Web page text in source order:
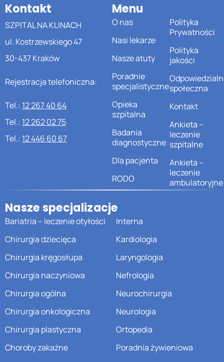
Kontakt
SZPITAL NA KLINACH
ul. Kostrzewskiego 47
30-437 Kraków
Rejestracja telefoniczna:
Tel.: 12 267 40 64
Tel.: 12 262 02 75
Tel.: 12 446 60 67
Menu
O nas
Nasi lekarze
Nasze atuty
Poradnie
specjalistyczne
Opieka
szpitalna
Badania
diagnostyczne
Dla pacjenta
RODO
Polityka
Prywatności
Polityka
jakości
społeczna
Kontakt
Ankieta –
leczenie
szpitalne
Ankieta –
leczenie
ambulatoryjne
Nasze specjalizacje
Bariatria – leczenie otyłości
Chirurgia dziecięca
Chirurgia kręgosłupa
Chirurgia naczyniowa
Chirurgia ogólna
Chirurgia onkologiczna
Chirurgia plastyczna
Choroby zakaźne
Interna
Kardiologia
Laryngologia
Nefrologia
Neurochirurgia
Neurologia
Ortopedia
Poradnia żywieniowa